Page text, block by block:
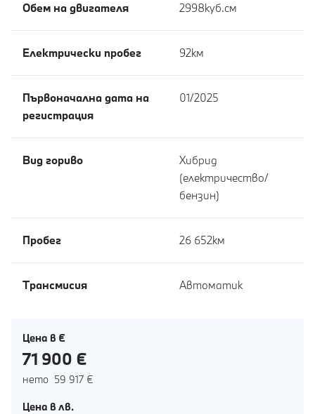
Обем на двигателя 2998куб.cм
Eлектрически пробег 92км
Първоначална дата на
регистрация
01/2025
Вид гориво
Хибрид
(електричество/
бензин)
Пробег 26 652км
Tрансмисия Автоматик
Цена в €
71 900 €
нето 59 917 €
Цена в лв.